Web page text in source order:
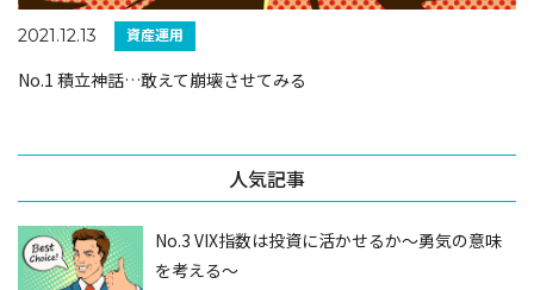
2021.12.13 資産運用
No.1 積立神話…敢えて崩壊させてみる
人気記事
No.3 VIX指数は投資に活かせるか～勇気の意味
を考える～